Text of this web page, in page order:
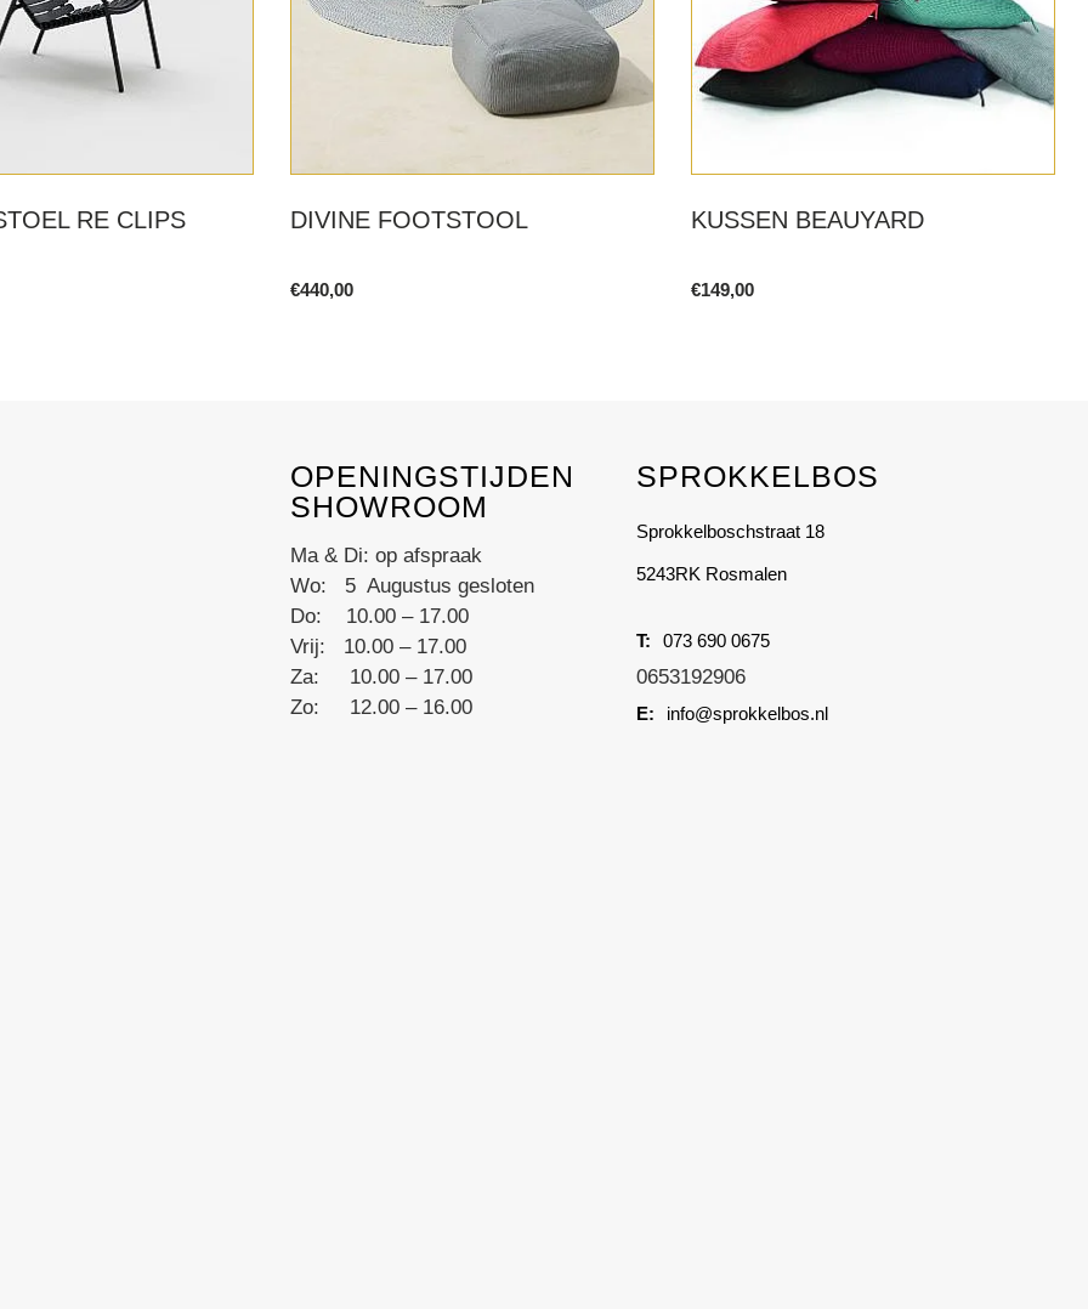
RE CLIPS DIVINE FOOTSTOOL
€440,00
The
options
be
chosen
on
the
product
page
KUSSEN BEAUYARD
€149,00
The
may
be
product
page
OPENINGSTIJDEN
SHOWROOM
Ma & Di: op afspraak
Wo: 5 Augustus gesloten
Do: 10.00 – 17.00
Vrij: 10.00 – 17.00
Za: 10.00 – 17.00
Zo: 12.00 – 16.00
SPROKKELBOS
Sprokkelboschstraat 18
5243RK Rosmalen
073 690 0675
0653192906
info@sprokkelbos.nl